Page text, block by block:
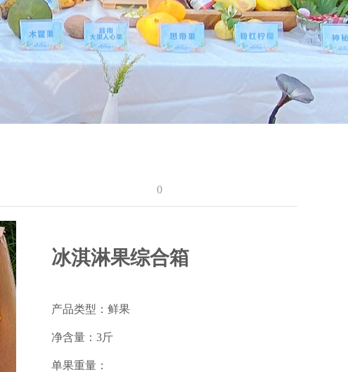
0
冰淇淋果综合箱
产品类型：鲜果
净含量：3斤
单果重量：